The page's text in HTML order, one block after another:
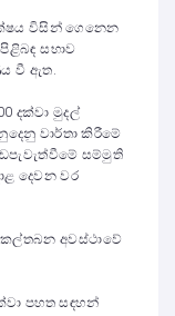
විසින් ගෙනෙන
සභාව
වී ඇත.
දක්වා මුදල්
වාර්තා කිරීමේ
සම්මුති
දෙවන වර
කල්තබන අවස්ථාවේ
පහත සඳහන්